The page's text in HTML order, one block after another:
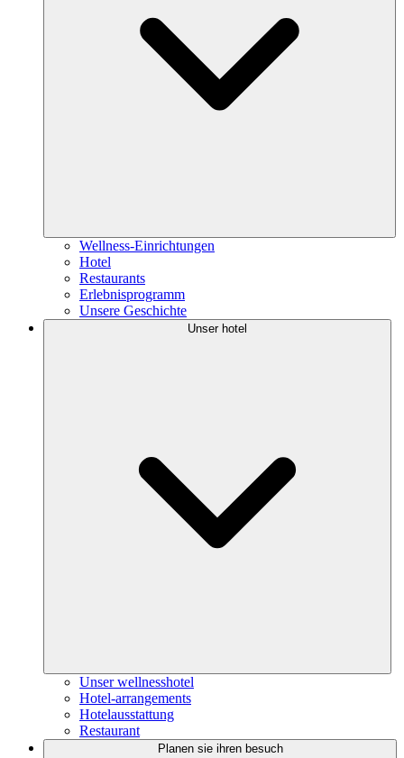
Wellness-Einrichtungen
Hotel
Restaurants
Erlebnisprogramm
Unsere Geschichte
Unser hotel
Unser wellnesshotel
Hotel-arrangements
Hotelausstattung
Restaurant
Planen sie ihren besuch